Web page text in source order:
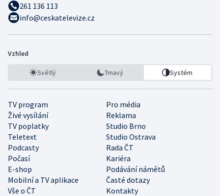
261 136 113
info@ceskatelevize.cz
Vzhled
Světlý Tmavý Systém
TV program
Pro média
Živé vysílání
Reklama
TV poplatky
Studio Brno
Teletext
Studio Ostrava
Podcasty
Rada ČT
Počasí
Kariéra
E-shop
Podávání námětů
Mobilní a TV aplikace
Časté dotazy
Vše o ČT
Kontakty